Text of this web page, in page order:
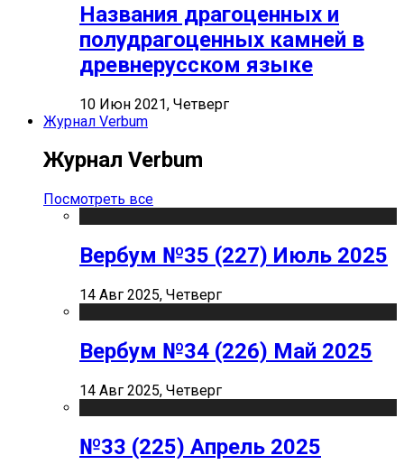
Названия драгоценных и
полудрагоценных камней в
древнерусском языке
10 Июн 2021, Четверг
Журнал Verbum
Журнал Verbum
Посмотреть все
Вербум №35 (227) Июль 2025
14 Авг 2025, Четверг
Вербум №34 (226) Май 2025
14 Авг 2025, Четверг
№33 (225) Апрель 2025